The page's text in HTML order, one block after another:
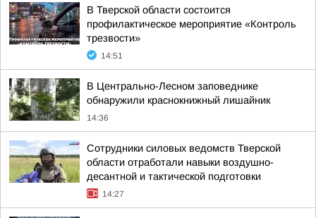
В Тверской области состоится
профилактическое мероприятие «Контроль
трезвости»
14:51
В Центрально-Лесном заповеднике
обнаружили краснокнижный лишайник
14:36
Сотрудники силовых ведомств Тверской
области отработали навыки воздушно-
десантной и тактической подготовки
14:27